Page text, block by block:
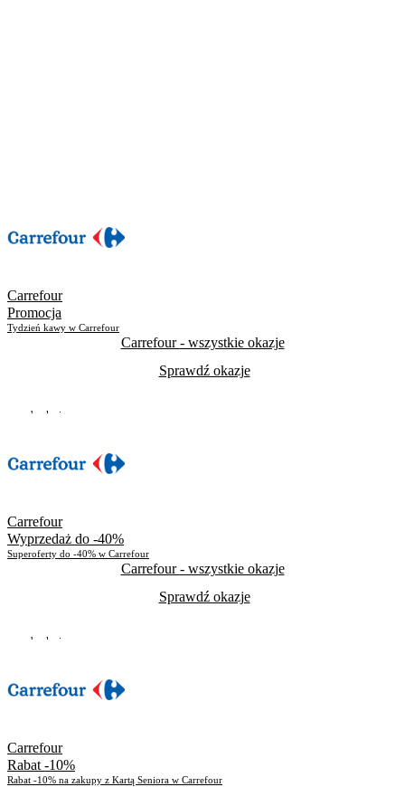
Carrefour
Promocja
Tydzień kawy w Carrefour
Carrefour- wszystkie okazje
Sprawdź okazje
Do odwołania
Carrefour
Wyprzedaż do -40%
Superoferty do -40% w Carrefour
Carrefour- wszystkie okazje
Sprawdź okazje
Do odwołania
Carrefour
Rabat -10%
Rabat -10% na zakupy z Kartą Seniora w Carrefour